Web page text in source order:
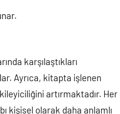
karşılaştıkları
Ayrıca, kitapta işlenen
artırmaktadır. Her
kişisel olarak daha anlamlı